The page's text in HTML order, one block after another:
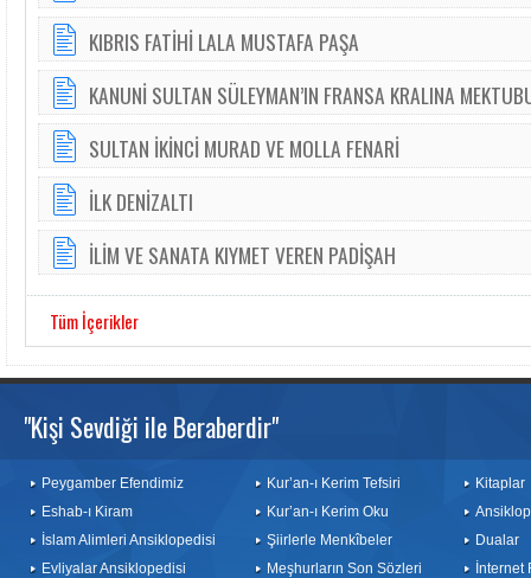
KIBRIS FATİHİ LALA MUSTAFA PAŞA
KANUNİ SULTAN SÜLEYMAN’IN FRANSA KRALINA
SULTAN İKİNCİ MURAD VE MOLLA FENARİ
İLK DENİZALTI
İLİM VE SANATA KIYMET VEREN PADİŞAH
Tüm İçerikler
"Kişi Sevdiği ile Beraberdir"
Peygamber Efendimiz
Eshab-ı Kiram
İslam Alimleri Ansiklopedisi
Evliyalar Ansiklopedisi
Kur’an-ı Kerim Tefsiri
Kur’an-ı Kerim Oku
Şiirlerle Menkîbeler
Meşhurların Son Sözleri
Kitaplar
Dualar
İnternet